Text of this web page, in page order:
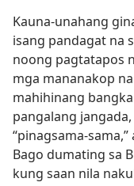
Kauna-unahang
isang pandagat na
noong pagtatapos
mga mananakop
mahihinang
pangalang
“pinagsama-
Bago dumating sa
kung saan nila